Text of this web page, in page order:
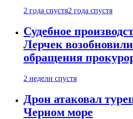
2 года спустя2 года спустя
Судебное
Лерчек
обращения
2 недели спустя
Дрон атаковал
Черном море